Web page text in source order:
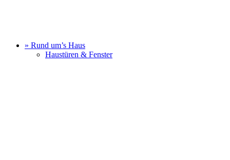
» Rund um’s Haus
Haustüren & Fenster